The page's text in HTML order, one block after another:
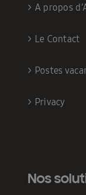
> A propos
> Le Contact
> Postes
> Privacy
Nos